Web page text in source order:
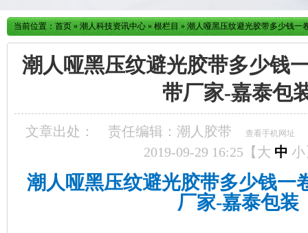
当前位置： 首页 » 潮人科技资讯中心 » 根栏目 » 潮人哑黑压纹避光胶带多少钱一
潮人哑黑压纹避光胶带多少钱
带厂家-嘉泰包
文章出处： 责任编辑：潮人胶带 查看手机网址
2019-09-29 16:25【 大 中 小
潮人哑黑压纹避光胶带多少钱一
厂家-嘉泰包装